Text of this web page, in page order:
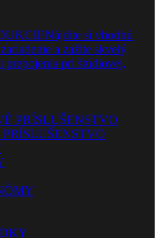
Nájdite si vhodnú
a zažite skvelý
prepojenia pri štúdiovej,
PRÍSLUŠENSTVO